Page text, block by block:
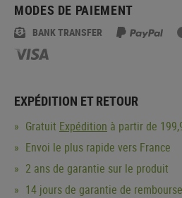
MODES DE PAIEMENT
BANK TRANSFER
EXPÉDITION ET RETOUR
Gratuit Expédition à partir de
Envoi le plus rapide vers France
2 ans de garantie sur le produit
14 jours de garantie de